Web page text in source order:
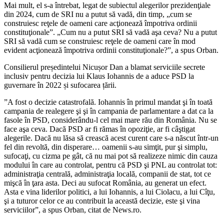
Mai mult, el s-a întrebat, legat de subiectul alegerilor prezidenţiale
din 2024, cum de SRI nu a putut să vadă, din timp, „cum se
construiesc reţele de oameni care acţionează împotriva ordinii
constituţionale”. „Cum nu a putut SRI să vadă aşa ceva? Nu a putut
SRI să vadă cum se construiesc reţele de oameni care în mod
evident acţionează împotriva ordinii constituţionale?”, a spus Orban.
Consilierul președintelui Nicușor Dan a blamat serviciile secrete
inclusiv pentru decizia lui Klaus Iohannis de a aduce PSD la
guvernare în 2022 și sufocarea țării.
”A fost o decizie catastrofală. Iohannis în primul mandat şi în toată
campania de realegere şi şi în campania de parlamentare a dat ca la
fasole în PSD, considerându-l cel mai mare rău din România. Nu se
face aşa ceva. Dacă PSD ar fi rămas în opoziţie, ar fi câştigat
alegerile. Dacă nu lăsa să crească acest curent care s-a născut într-un
fel din revoltă, din disperare… oamenii s-au simţit, pur şi simplu,
sufocaţi, cu cizma pe gât, că nu mai pot să realizeze nimic din cauza
modului în care au controlat, pentru că PSD şi PNL au controlat tot:
administraţia centrală, administraţia locală, companii de stat, tot ce
mişcă în ţara asta. Deci au sufocat România, au generat un efect.
Asta e vina liderilor politici, a lui Iohannis, a lui Ciolacu, a lui Cîţu,
şi a tuturor celor ce au contribuit la această decizie, este şi vina
serviciilor”, a spus Orban, citat de News.ro.